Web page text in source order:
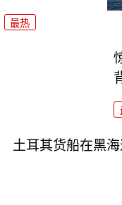
最热
土耳其货船在黑